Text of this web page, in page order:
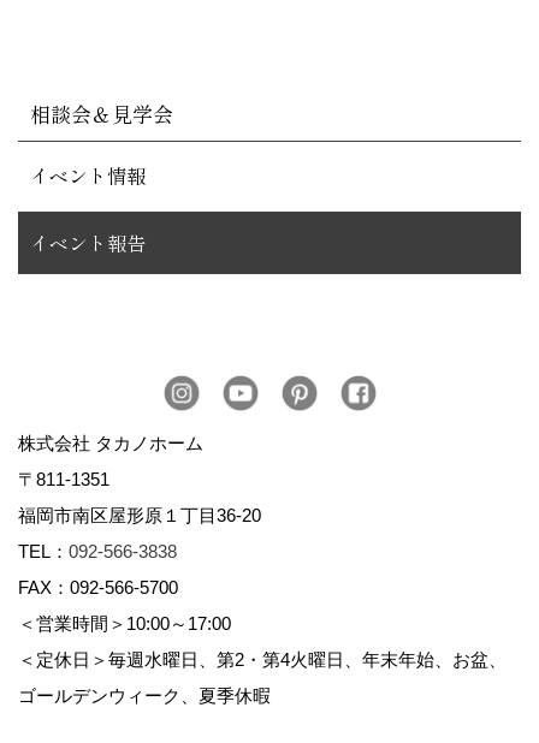
相談会＆見学会
イベント情報
イベント報告
株式会社 タカノホーム
〒811-1351
福岡市南区屋形原１丁目36-20
TEL： 092-566-3838
FAX：092-566-5700
＜営業時間＞10:00～17:00
＜定休日＞毎週水曜日、第2・第4火曜日、年末年始、お盆、
ゴールデンウィーク、夏季休暇